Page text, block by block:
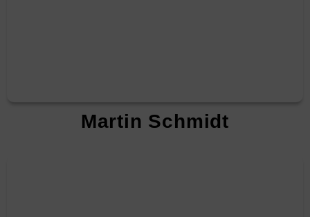
Martin Schmidt